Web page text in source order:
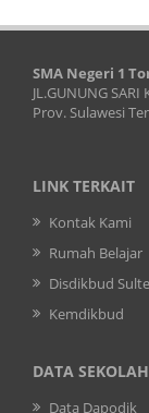
SMA Negeri 1
JL.GUNUNG
Prov. Sulawesi
LINK TERKAIT
Kontak Kami
Rumah Belajar
Disdikbud
Kemdikbud
DATA SEKOLAH
Data Dapodik